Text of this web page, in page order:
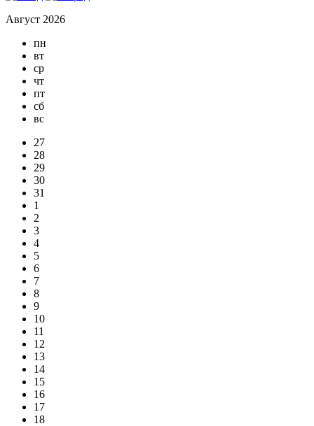
Август 2026
пн
вт
ср
чт
пт
сб
вс
27
28
29
30
31
1
2
3
4
5
6
7
8
9
10
11
12
13
14
15
16
17
18